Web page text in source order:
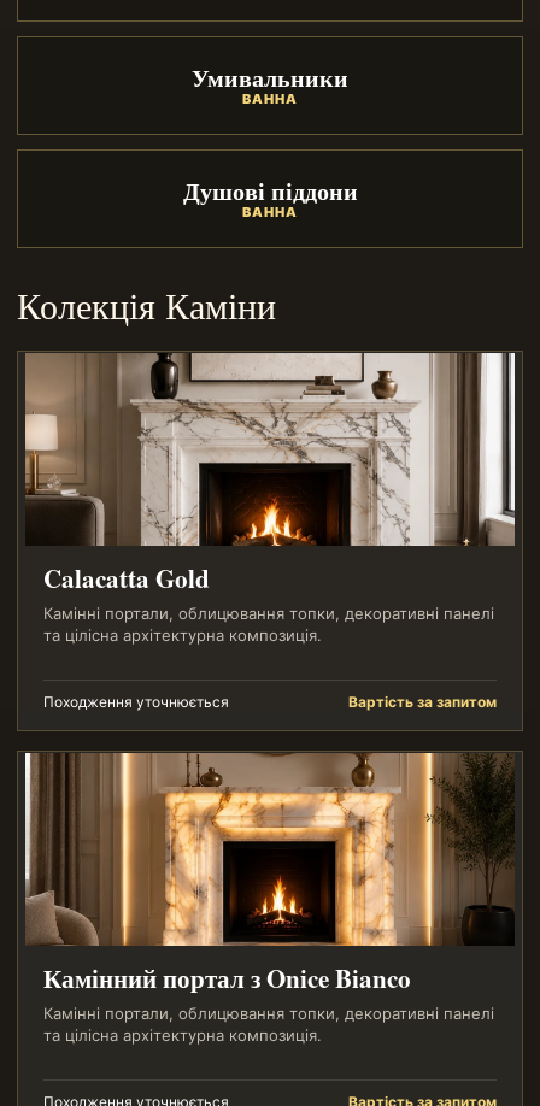
Умивальники
ВАННА
Душові піддони
ВАННА
Колекція Каміни
Calacatta Gold
Камінні портали, облицювання топки, декоративні панелі
та цілісна архітектурна композиція.
Походження уточнюється Вартість за запитом
Камінний портал з Onice Bianco
Камінні портали, облицювання топки, декоративні панелі
та цілісна архітектурна композиція.
Походження уточнюється Вартість за запитом